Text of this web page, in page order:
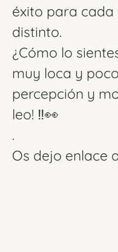
éxito para cada
distinto.
¿Cómo lo
muy loca y
percepción y
leo! ‼️👀
.
Os dejo enlace